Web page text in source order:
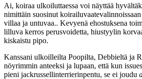
Ai, koiraa ulkoiluttaessa voi näyttää
nimittäin suosinut
villaa ja untuvaa.. Kevyenä ehostuksena
lilluva kerros perusvoidetta, hiustyylin
kiskaistu pipo.
Kanssani ulkoilleilta Poopilta, Debbieltä ja
nöyrimmin anteeksi ja lupaan, että kun
pieni jackrussellinterrierinpentu, se ei joudu